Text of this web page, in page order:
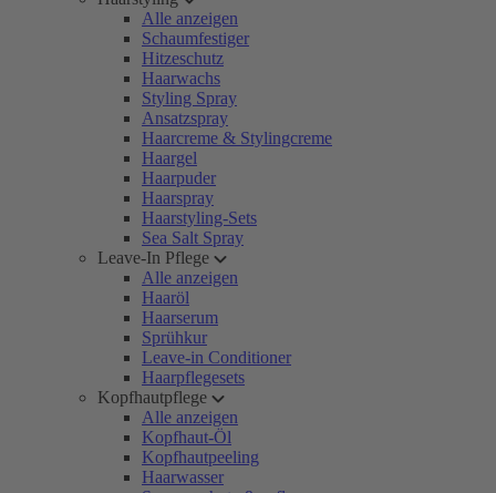
Alle anzeigen
Schaumfestiger
Hitzeschutz
Haarwachs
Styling Spray
Ansatzspray
Haarcreme & Stylingcreme
Haargel
Haarpuder
Haarspray
Haarstyling-Sets
Sea Salt Spray
Leave-In Pflege
Alle anzeigen
Haaröl
Haarserum
Sprühkur
Leave-in Conditioner
Haarpflegesets
Kopfhautpflege
Alle anzeigen
Kopfhaut-Öl
Kopfhautpeeling
Haarwasser